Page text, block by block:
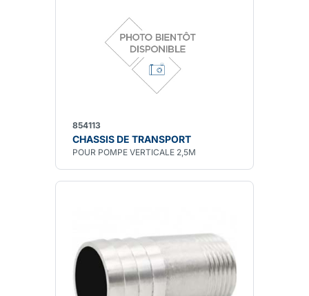
854113
CHASSIS DE TRANSPORT
POUR POMPE VERTICALE 2,5M